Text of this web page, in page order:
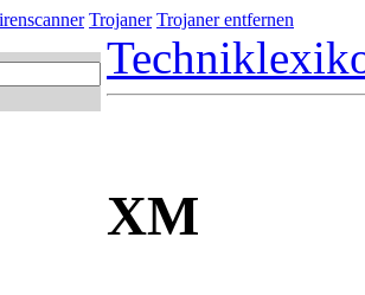
Trojaner Trojaner entfernen
XM